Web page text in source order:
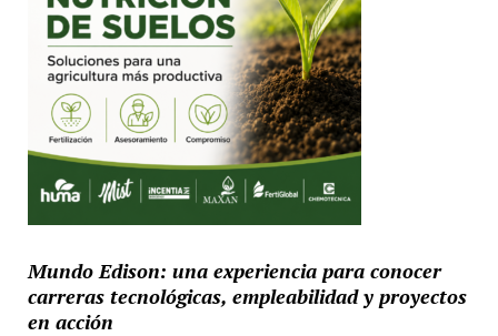
Mundo Edison: una experiencia para conocer
carreras tecnológicas, empleabilidad y proyectos
en acción